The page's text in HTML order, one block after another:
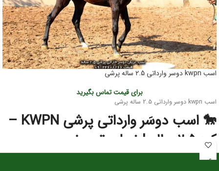
اسب kwpn دوسر وارداتی 2.5 ساله پرشی
برای قیمت تماس بگیرید
اسب kwpn دوسر وارداتی 2.5 ساله پرشی
🐎 اسب دوسَر وارداتی پرشی KWPN –
کره ۲.۵ ساله | نسل‌برتر مخصوص
آینده‌سازان پرش